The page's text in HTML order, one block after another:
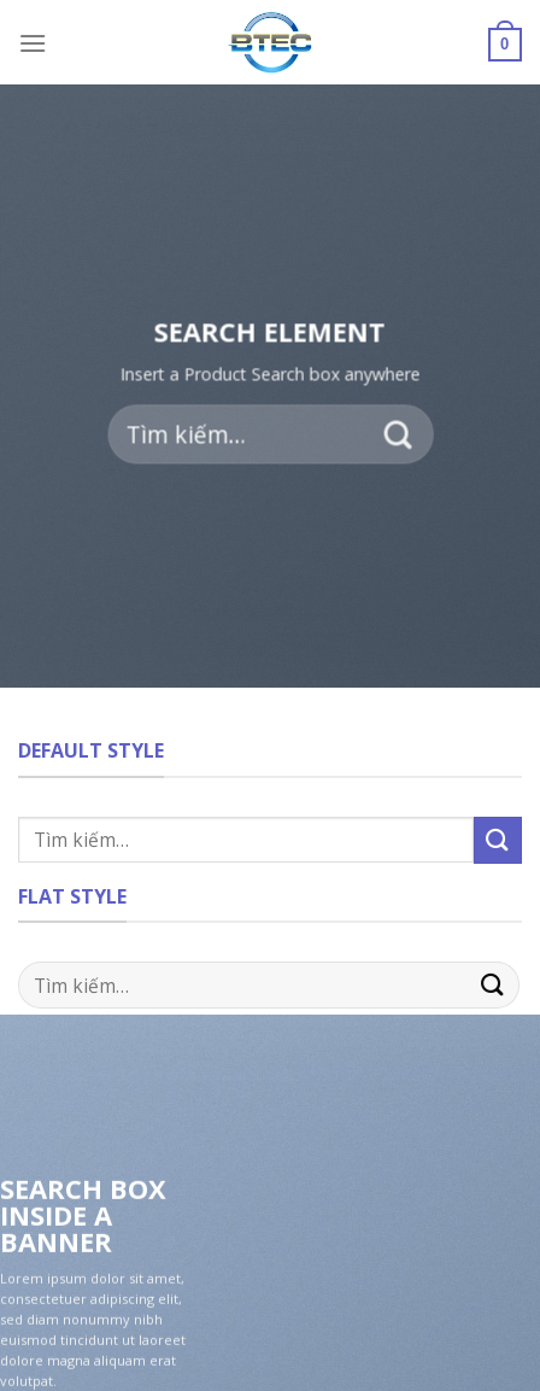
0
SEARCH ELEMENT
Insert a Product Search box anywhere
Tìm
kiếm:
DEFAULT STYLE
Tìm
kiếm:
FLAT STYLE
Tìm
kiếm:
SEARCH BOX
INSIDE A
BANNER
Lorem ipsum dolor sit amet,
consectetuer adipiscing elit,
sed diam nonummy nibh
euismod tincidunt ut laoreet
dolore magna aliquam erat
volutpat.